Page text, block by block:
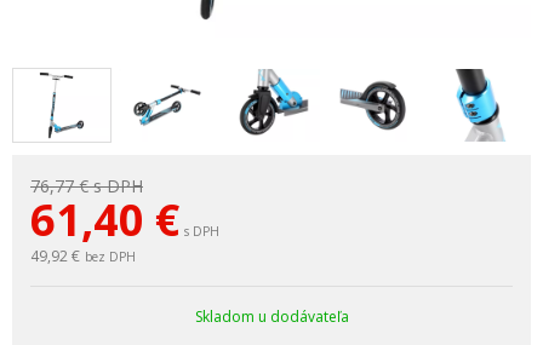
76,77 €s DPH
61,40 € s DPH
49,92 € bez DPH
Skladom u dodávateľa